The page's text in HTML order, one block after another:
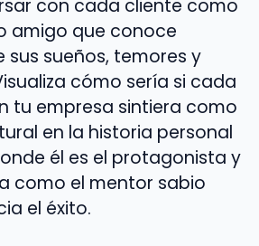
con cada cliente como
amigo que conoce
sueños, temores y
cómo sería si cada
tu empresa sintiera como
en la historia personal
él es el protagonista y
como el mentor sabio
el éxito.